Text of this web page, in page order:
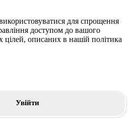
для спрощення
доступом до вашого
цілей, описаних в нашій політика
Увійти